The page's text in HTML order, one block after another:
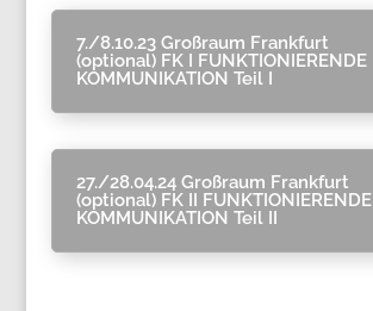
7./8.10.23 Großraum Frankfurt
(optional) FK I FUNKTIONIERENDE
KOMMUNIKATION Teil I
27./28.04.24 Großraum Frankfurt
(optional) FK II FUNKTIONIERENDE
KOMMUNIKATION Teil II